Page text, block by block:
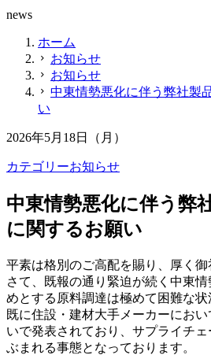
news
ホーム
chevron_right お知らせ
chevron_right お知らせ
chevron_right 中東情勢悪化に伴う弊社製
い
2026年5月18日（月）
カテゴリーお知らせ
中東情勢悪化に伴う弊
に関するお願い
平素は格別のご高配を賜り、厚く御
さて、既報の通り緊迫が続く中東
めとする原料調達は極めて困難な状
既に住設・建材大手メーカーにお
いで発表されており、サプライチ
ぶまれる事態となっております。